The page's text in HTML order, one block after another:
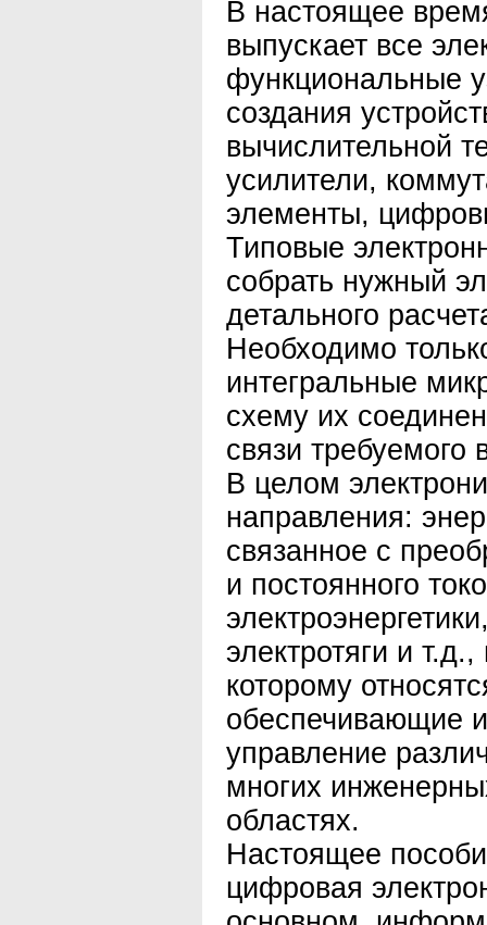
В настоящее
выпускает все
функциональные
создания
вычислительной
усилители,
элементы,
Типовые
собрать нужный
детального
Необходимо
интегральные
схему их
связи требуемого
В целом
направления:
связанное с
и постоянного
электротяги и
которому
обеспечивающие
управление
многих
областях.
Настоящее
цифровая